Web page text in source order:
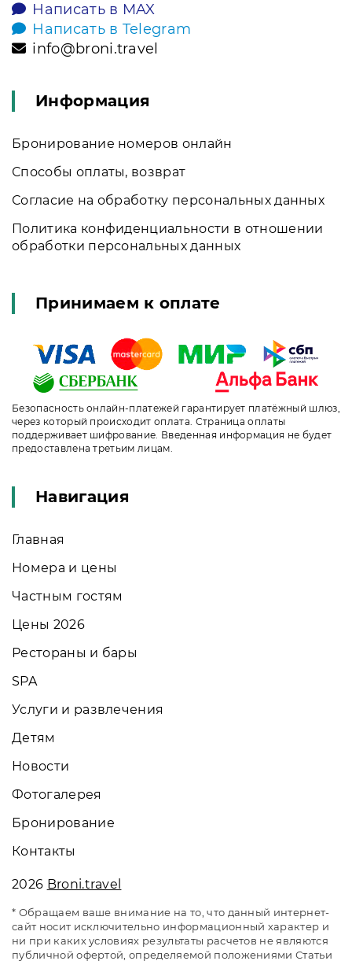
Написать в MAX
Написать в Telegram
info@broni.travel
Информация
Бронирование номеров онлайн
Способы оплаты, возврат
Согласие на обработку персональных данных
Политика конфиденциальности в отношении
обработки персональных данных
Принимаем к оплате
Безопасность онлайн-платежей гарантирует платёжный шлюз,
через который происходит оплата. Страница оплаты
поддерживает шифрование. Введенная информация не будет
предоставлена третьим лицам.
Навигация
Главная
Номера и цены
Частным гостям
Цены 2026
Рестораны и бары
SPA
Услуги и развлечения
Детям
Новости
Фотогалерея
Бронирование
Контакты
2026 Broni.travel
* Обращаем ваше внимание на то, что данный интернет-
сайт носит исключительно информационный характер и
ни при каких условиях результаты расчетов не являются
публичной офертой, определяемой положениями Статьи